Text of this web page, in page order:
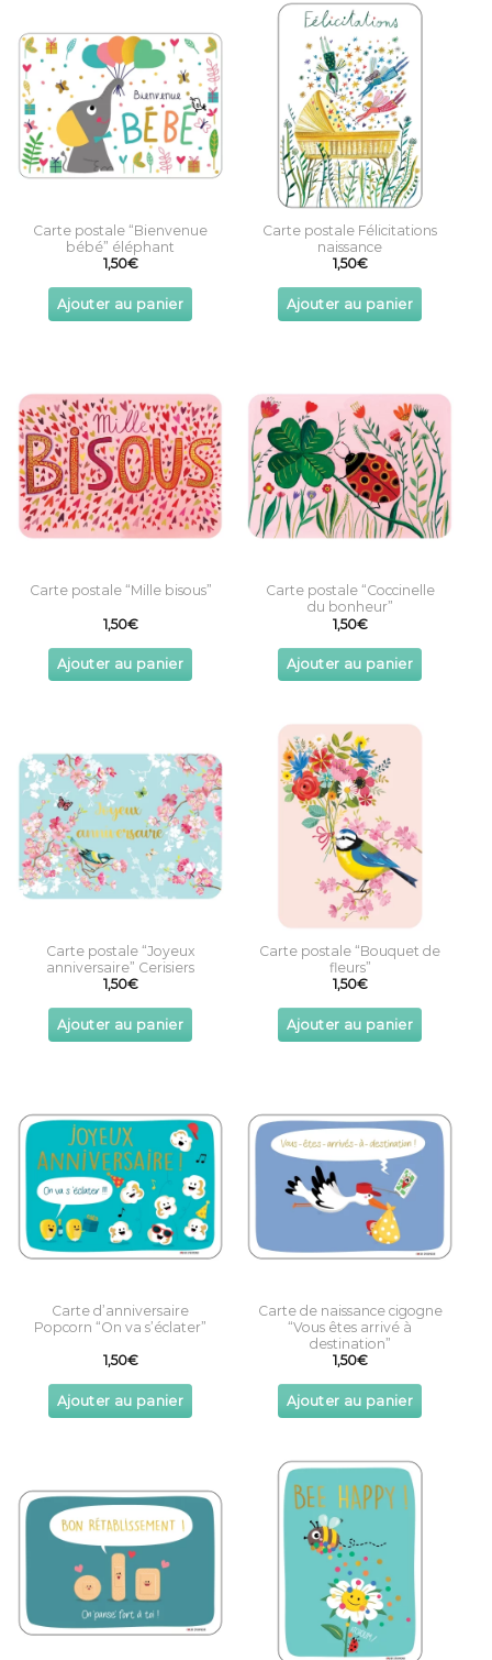
Carte postale “Bienvenue
bébé” éléphant
1,50€
Ajouter au panier
Carte postale Félicitations
naissance
1,50€
Ajouter au panier
Carte postale “Mille bisous”
1,50€
Ajouter au panier
Carte postale “Coccinelle
du bonheur”
1,50€
Ajouter au panier
Carte postale “Joyeux
anniversaire” Cerisiers
1,50€
Ajouter au panier
Carte postale “Bouquet de
fleurs”
1,50€
Ajouter au panier
Carte d’anniversaire
Popcorn “On va s’éclater”
1,50€
Ajouter au panier
Carte de naissance cigogne
“Vous êtes arrivé à
destination”
1,50€
Ajouter au panier